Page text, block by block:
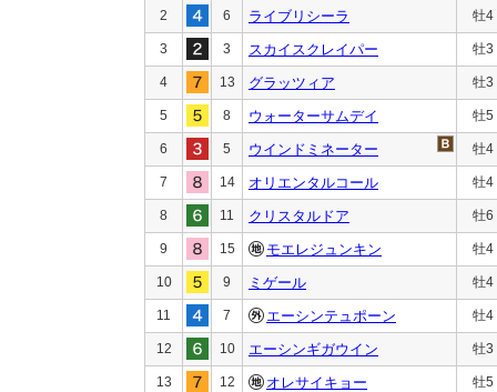
2 6 ライブリシーラ 牡4
3 3 スカイスクレイパー 牡3
4 13 グラッツィア 牡3
5 8 ウォーターサムデイ 牡5
6 5 ウインドミネーター 牡4
7 14 オリエンタルコール 牡4
8 11 クリスタルドア 牡6
9 15 モエレジュンキン 牡4
10 9 ミゲール 牡4
11 7 エーシンテュポーン 牡4
12 10 エーシンギガウイン 牡3
13 12 オレサイキョー 牡5